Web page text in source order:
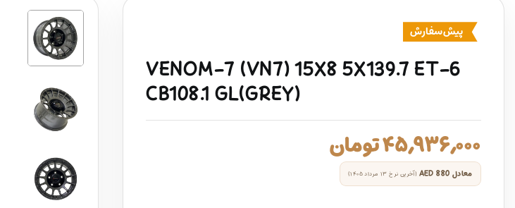
پیش‌سفارش
VENOM-7 (VN7) 15X8 5X139.7 ET-6
CB108.1 GL(GREY)
۴۵,۹۳۶,۰۰۰تومان
معادل AED 880 (آخرین نرخ ۱۳ مرداد ۱۴۰۵)